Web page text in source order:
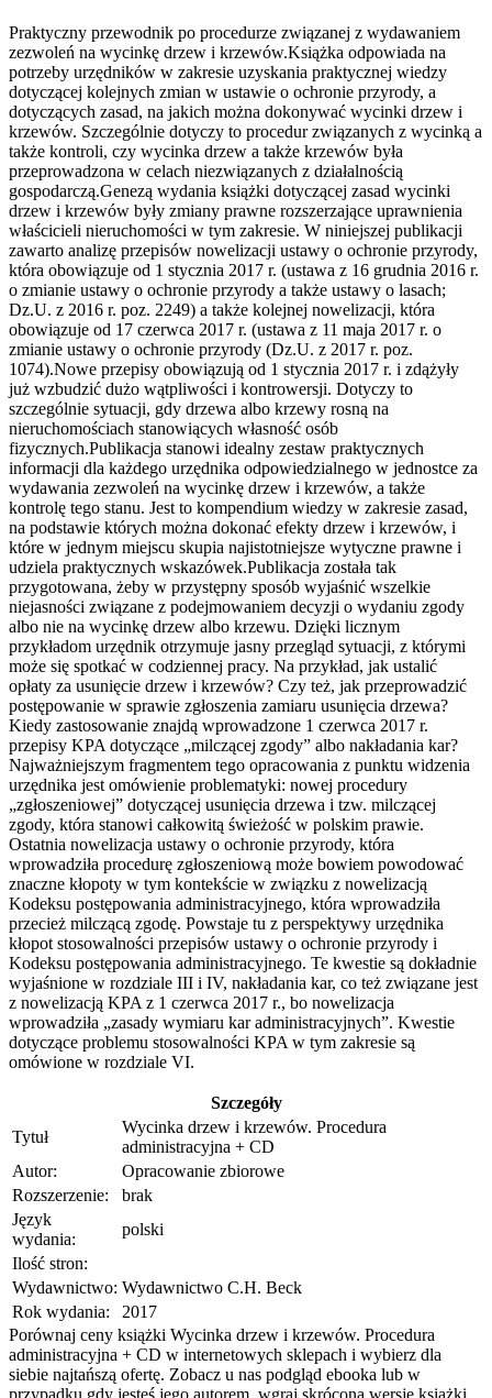
Praktyczny przewodnik po procedurze związanej z wydawaniem
zezwoleń na wycinkę drzew i krzewów.Książka odpowiada na
potrzeby urzędników w zakresie uzyskania praktycznej wiedzy
dotyczącej kolejnych zmian w ustawie o ochronie przyrody, a
dotyczących zasad, na jakich można dokonywać wycinki drzew i
krzewów. Szczególnie dotyczy to procedur związanych z wycinką a
także kontroli, czy wycinka drzew a także krzewów była
przeprowadzona w celach niezwiązanych z działalnością
gospodarczą.Genezą wydania książki dotyczącej zasad wycinki
drzew i krzewów były zmiany prawne rozszerzające uprawnienia
właścicieli nieruchomości w tym zakresie. W niniejszej publikacji
zawarto analizę przepisów nowelizacji ustawy o ochronie przyrody,
która obowiązuje od 1 stycznia 2017 r. (ustawa z 16 grudnia 2016 r.
o zmianie ustawy o ochronie przyrody a także ustawy o lasach;
Dz.U. z 2016 r. poz. 2249) a także kolejnej nowelizacji, która
obowiązuje od 17 czerwca 2017 r. (ustawa z 11 maja 2017 r. o
zmianie ustawy o ochronie przyrody (Dz.U. z 2017 r. poz.
1074).Nowe przepisy obowiązują od 1 stycznia 2017 r. i zdążyły
już wzbudzić dużo wątpliwości i kontrowersji. Dotyczy to
szczególnie sytuacji, gdy drzewa albo krzewy rosną na
nieruchomościach stanowiących własność osób
fizycznych.Publikacja stanowi idealny zestaw praktycznych
informacji dla każdego urzędnika odpowiedzialnego w jednostce za
wydawania zezwoleń na wycinkę drzew i krzewów, a także
kontrolę tego stanu. Jest to kompendium wiedzy w zakresie zasad,
na podstawie których można dokonać efekty drzew i krzewów, i
które w jednym miejscu skupia najistotniejsze wytyczne prawne i
udziela praktycznych wskazówek.Publikacja została tak
przygotowana, żeby w przystępny sposób wyjaśnić wszelkie
niejasności związane z podejmowaniem decyzji o wydaniu zgody
albo nie na wycinkę drzew albo krzewu. Dzięki licznym
przykładom urzędnik otrzymuje jasny przegląd sytuacji, z którymi
może się spotkać w codziennej pracy. Na przykład, jak ustalić
opłaty za usunięcie drzew i krzewów? Czy też, jak przeprowadzić
postępowanie w sprawie zgłoszenia zamiaru usunięcia drzewa?
Kiedy zastosowanie znajdą wprowadzone 1 czerwca 2017 r.
przepisy KPA dotyczące „milczącej zgody” albo nakładania kar?
Najważniejszym fragmentem tego opracowania z punktu widzenia
urzędnika jest omówienie problematyki: nowej procedury
„zgłoszeniowej” dotyczącej usunięcia drzewa i tzw. milczącej
zgody, która stanowi całkowitą świeżość w polskim prawie.
Ostatnia nowelizacja ustawy o ochronie przyrody, która
wprowadziła procedurę zgłoszeniową może bowiem powodować
znaczne kłopoty w tym kontekście w związku z nowelizacją
Kodeksu postępowania administracyjnego, która wprowadziła
przecież milczącą zgodę. Powstaje tu z perspektywy urzędnika
kłopot stosowalności przepisów ustawy o ochronie przyrody i
Kodeksu postępowania administracyjnego. Te kwestie są dokładnie
wyjaśnione w rozdziale III i IV, nakładania kar, co też związane jest
z nowelizacją KPA z 1 czerwca 2017 r., bo nowelizacja
wprowadziła „zasady wymiaru kar administracyjnych”. Kwestie
dotyczące problemu stosowalności KPA w tym zakresie są
omówione w rozdziale VI.
Szczegóły
Tytuł
Wycinka drzew i krzewów. Procedura
administracyjna + CD
Autor:
Opracowanie zbiorowe
Rozszerzenie:
brak
Język
wydania:
polski
Ilość stron:
Wydawnictwo: Wydawnictwo C.H. Beck
Rok wydania:
2017
Porównaj ceny książki Wycinka drzew i krzewów. Procedura
administracyjna + CD w internetowych sklepach i wybierz dla
siebie najtańszą ofertę. Zobacz u nas podgląd ebooka lub w
przypadku gdy jesteś jego autorem, wgraj skróconą wersję książki,